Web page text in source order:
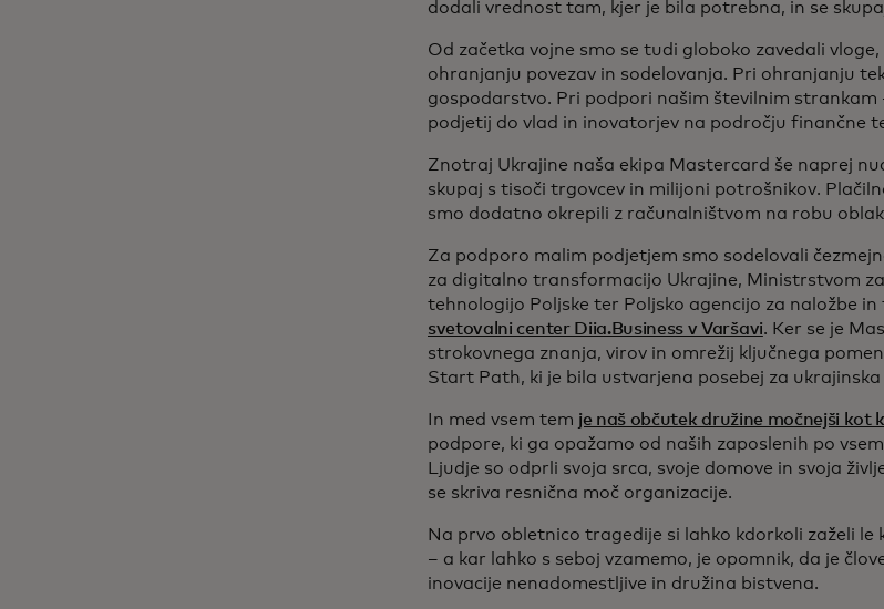
dodali vrednost tam, kjer je bila potrebna, in se
Od začetka vojne smo se tudi globoko zavedali
ohranjanju povezav in sodelovanja. Pri ohranjanju
gospodarstvo. Pri podpori našim številnim
podjetij do vlad in inovatorjev na področju finančne
Znotraj Ukrajine naša ekipa Mastercard še naprej
skupaj s tisoči trgovcev in milijoni potrošnikov.
smo dodatno okrepili z računalništvom na robu
Za podporo malim podjetjem smo sodelovali
za digitalno transformacijo Ukrajine, Ministrstvom
tehnologijo Poljske ter Poljsko agencijo za naložbe
svetovalni center Diia.Business v Varšavi. Ker se je
strokovnega znanja, virov in omrežij ključnega
Start Path, ki je bila ustvarjena posebej za
In med vsem tem je naš občutek družine močnejši kot
podpore, ki ga opažamo od naših zaposlenih po
Ljudje so odprli svoja srca, svoje domove in svoja
se skriva resnična moč organizacije.
Na prvo obletnico tragedije si lahko kdorkoli zaželi le
– a kar lahko s seboj vzamemo, je opomnik, da je
inovacije nenadomestljive in družina bistvena.